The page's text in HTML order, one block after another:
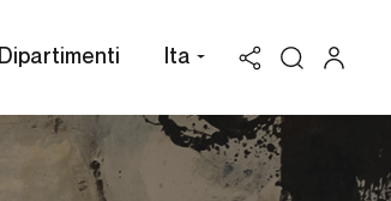
Dipartimenti Ita